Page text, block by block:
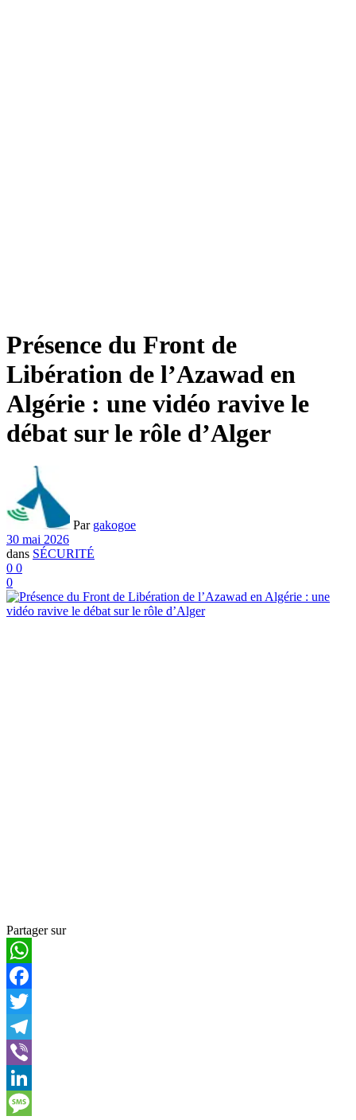
Présence du Front de
Libération de l’Azawad en
Algérie : une vidéo ravive le
débat sur le rôle d’Alger
Par gakogoe
30 mai 2026
dans SÉCURITÉ
0 0
0
Partager sur
WhatsApp
Facebook
Twitter
Telegram
Viber
LinkedIn